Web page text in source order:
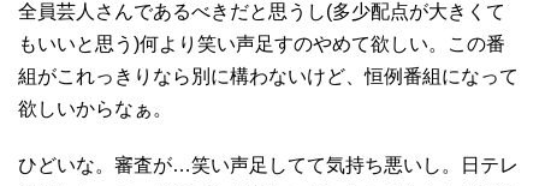
全員芸人さんであるべきだと思うし(多少配点が大きくて
もいいと思う)何より笑い声足すのやめて欲しい。この番
組がこれっきりなら別に構わないけど、恒例番組になって
欲しいからなぁ。
ひどいな。審査が…笑い声足してて気持ち悪いし。日テレ